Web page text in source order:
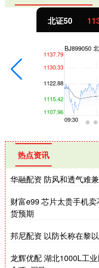
北证50
热点资讯
华融配资 防风和透气难
财富e99 芯片太贵手机
货预期
邦尼配资 以防长称在黎
龙辉优配 湖北1000L工